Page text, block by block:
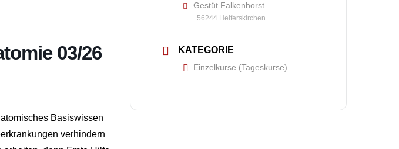
03/26
Basiswissen
verhindern
Gestüt Falkenhorst
56244 Helferskirchen
KATEGORIE
Einzelkurse (Tageskurse)